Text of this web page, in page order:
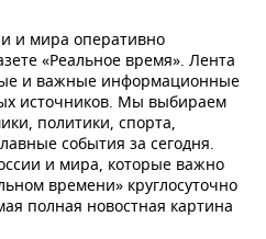
и мира оперативно
«Реальное время». Лента
и важные информационные
источников. Мы выбираем
политики, спорта,
события за сегодня.
и мира, которые важно
времени» круглосуточно
полная новостная картина